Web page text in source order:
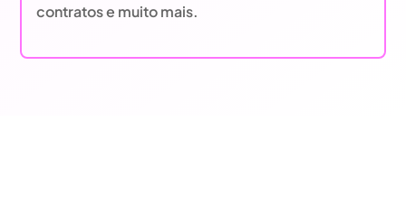
contratos e muito mais.